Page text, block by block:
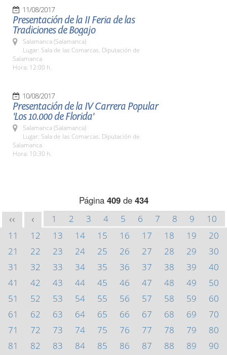
11/08/2017
Presentación de la II Feria de las
Tradiciones de Bogajo
Salamanca (Salamanca)
Lugar: Sala de las Comarcas. Diputación de
Salamanca
Hora: 12:00 h.
10/08/2017
Presentación de la IV Carrera Popular
'Los 10.000 de Florida'
Salamanca (Salamanca)
Lugar: Sala de las Comarcas. Diputación de
Salamanca
Hora: 10:30 h.
Página 409de 434
<< < 1 2 3 4 5 6 7 8 9
10
11
12 13 14 15 16 17 18 19
20
21
22 23 24 25 26 27 28 29
30
31
32 33 34 35 36 37 38 39
40
41
42 43 44 45 46 47 48 49
50
51
52 53 54 55 56 57 58 59
60
61
62 63 64 65 66 67 68 69
70
71
72 73 74 75 76 77 78 79
80
81
82 83 84 85 86 87 88 89
90